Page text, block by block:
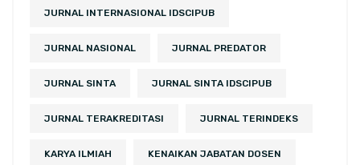
JURNAL INTERNASIONAL IDSCIPUB
JURNAL NASIONAL JURNAL PREDATOR
JURNAL SINTA JURNAL SINTA IDSCIPUB
JURNAL TERAKREDITASI JURNAL TERINDEKS
KARYA ILMIAH KENAIKAN JABATAN DOSEN